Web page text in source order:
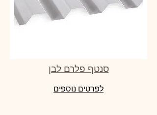
סנטף פלרם לבן
לפרטים נוספים